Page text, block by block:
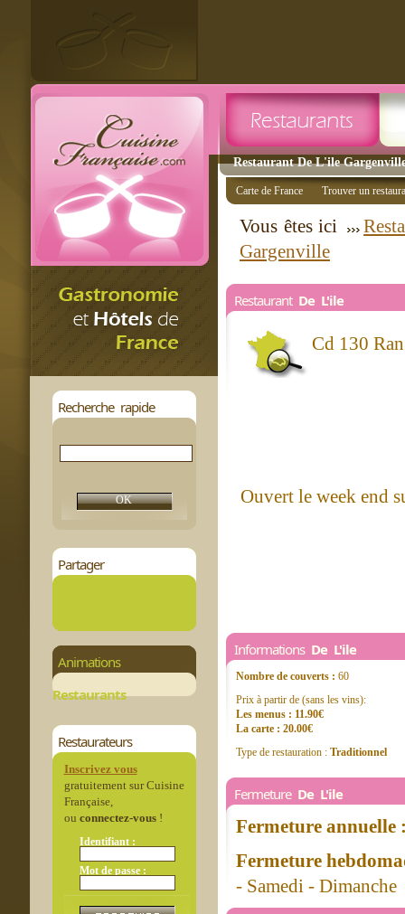
Restaurant De L'ile
Recherche rapide
Partager
Animations
Restaurants
Restaurateurs
Inscrivez vous
gratuitement sur Cuisine
Française,
ou connectez-vous!
Identifiant :
Mot de passe :
Carte de France Trouver un
Vous êtes ici
Gargenville
Restaurant De L'ile
Cd 130
Ouvert le week end
Informations De L'ile
Nombre de couverts : 60
Prix à partir de (sans les vins):
Les menus : 11.90€
La carte : 20.00€
Type de restauration : Traditionnel
Fermeture De L'ile
Fermeture annuelle
Fermeture
- Samedi - Dimanche